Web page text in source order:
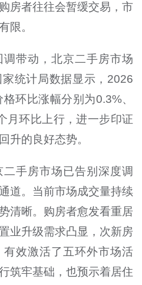
房者往往会暂缓交易，市
限。
带动，北京二手房市场
统计局数据显示，2026
环比涨幅分别为0.3%、
月环比上行，进一步印证
升的良好态势。
手房市场已告别深度调
道。当前市场成交量持续
清晰。购房者愈发看重居
业升级需求凸显，次新房
效激活了五环外市场活
筑牢基础，也预示着居住